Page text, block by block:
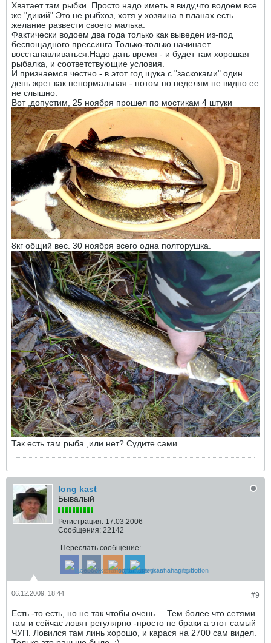
Хватает там рыбки. Просто надо иметь в виду,что водоем все
же "дикий".Это не рыбхоз, хотя у хозяина в планах есть
желание развести своего малька.
Фактически водоем два года только как выведен из-под
беспощадного прессинга.Только-только начинает
восстанавливаться.Надо дать время - и будет там хорошая
рыбалка, и соответствующие условия.
И признаемся честно - в этот год щука с "заскоками" один
день жрет как ненормальная - потом по неделям не видно ее
не слышно.
Вот ,допустим, 25 ноября прошел по мостикам 4 штуки
8кг общий вес. 30 ноября всего одна полторушка.
Так есть там рыба ,или нет? Судите сами.
long kast
Бывалый
Регистрация: 17.03.2006
Сообщения: 22142
Переслать сообщение:
#9
06.12.2009, 18:44
Есть -то есть, но не так чтобы очень ... Тем более что сетями
там и сейчас ловят регулярно -просто не браки а этот самый
ЧУП. Ловился там линь хорошо, и карася на 2700 сам видел.